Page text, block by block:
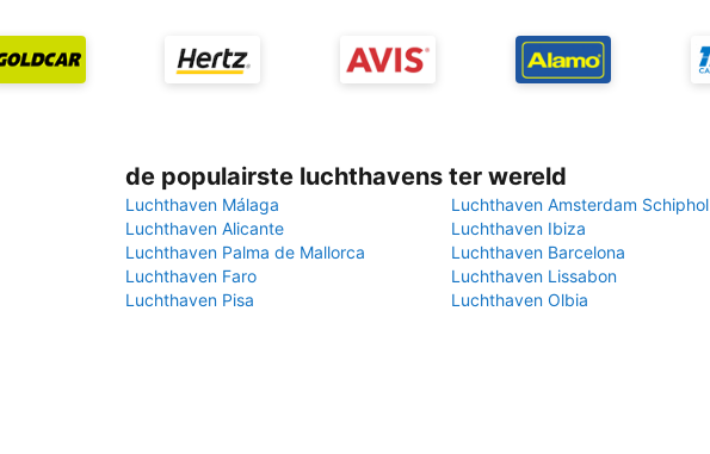
de populairste luchthavens ter wereld
Luchthaven Málaga
Luchthaven Amsterdam Schiphol
Luchthaven Alicante
Luchthaven Ibiza
Luchthaven Palma de Mallorca
Luchthaven Barcelona
Luchthaven Faro
Luchthaven Lissabon
Luchthaven Pisa
Luchthaven Olbia